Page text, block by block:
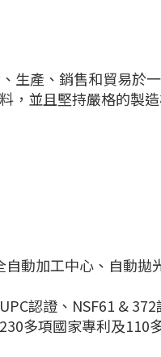
生產、銷售和貿易於
，並且堅持嚴格的製
動加工中心、自動
認證、NSF61 & 372
多項國家專利及110